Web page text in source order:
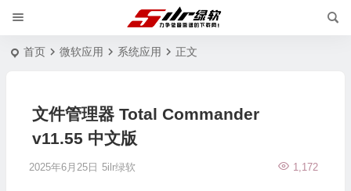
首页 微软应用 系统应用 正文
文件管理器 Total Commander
v11.55 中文版
2025年6月25日 5ilr绿软 1,172